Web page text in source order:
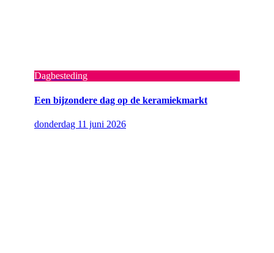
Dagbesteding
Een bijzondere dag op de keramiekmarkt
donderdag 11 juni 2026